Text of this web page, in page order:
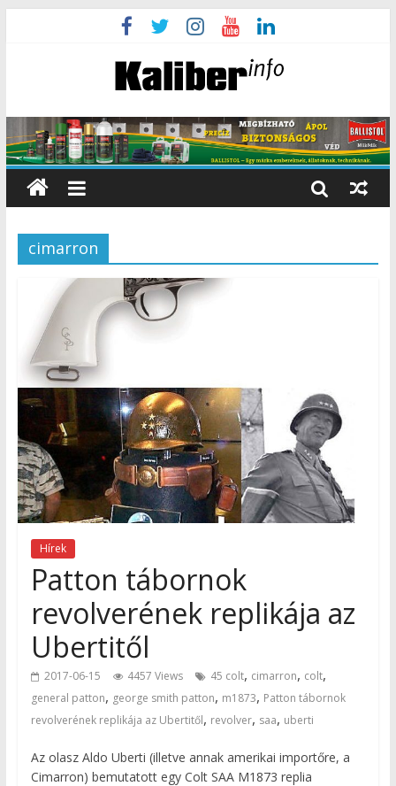
cimarron
Hírek
Patton tábornok
revolverének replikája az
Ubertitől
2017-06-15 4457 Views 45 colt, cimarron, colt,
general patton, george smith patton, m1873, Patton tábornok
revolverének replikája az Ubertitől, revolver, saa, uberti
Az olasz Aldo Uberti (illetve annak amerikai importőre, a
Cimarron) bemutatott egy Colt SAA M1873 replia